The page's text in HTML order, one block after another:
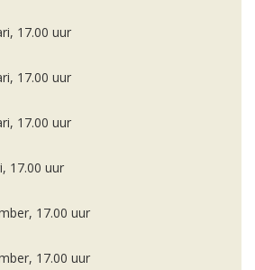
17.00 uur
17.00 uur
17.00 uur
17.00 uur
17.00 uur
17.00 uur